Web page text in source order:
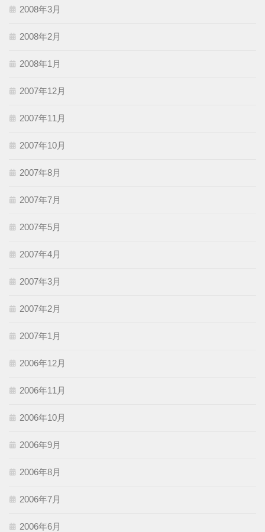
2008年3月
2008年2月
2008年1月
2007年12月
2007年11月
2007年10月
2007年8月
2007年7月
2007年5月
2007年4月
2007年3月
2007年2月
2007年1月
2006年12月
2006年11月
2006年10月
2006年9月
2006年8月
2006年7月
2006年6月